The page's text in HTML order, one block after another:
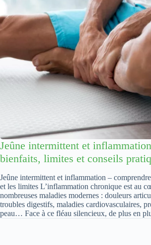
Jeûne intermittent et
bienfaits, limites et conseils
Jeûne intermittent et inflammation –
et les limites L’inflammation chronique est au
nombreuses maladies modernes : douleurs
troubles digestifs, maladies cardiovasculaires,
peau… Face à ce fléau silencieux, de plus en